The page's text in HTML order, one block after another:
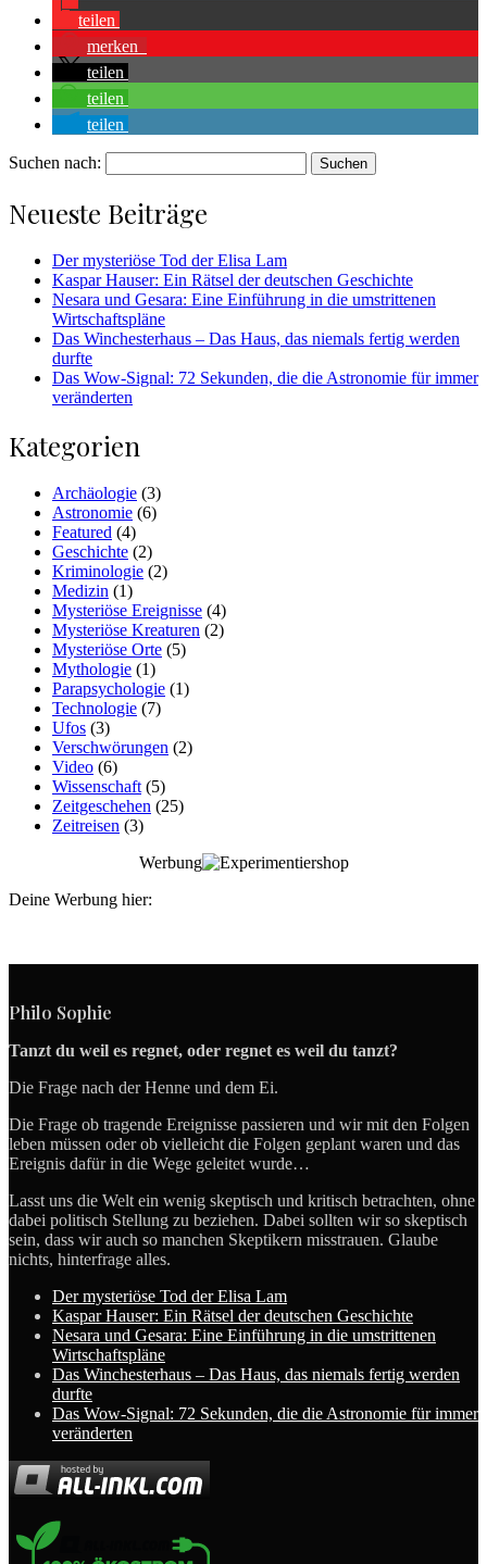
teilen
merken
teilen
teilen
teilen
Suchen nach:
Neueste Beiträge
Der mysteriöse Tod der Elisa Lam
Kaspar Hauser: Ein Rätsel der deutschen Geschichte
Nesara und Gesara: Eine Einführung in die umstrittenen
Wirtschaftspläne
Das Winchesterhaus – Das Haus, das niemals fertig werden
durfte
Das Wow-Signal: 72 Sekunden, die die Astronomie für immer
veränderten
Kategorien
Archäologie (3)
Astronomie (6)
Featured (4)
Geschichte (2)
Kriminologie (2)
Medizin (1)
Mysteriöse Ereignisse (4)
Mysteriöse Kreaturen (2)
Mysteriöse Orte (5)
Mythologie (1)
Parapsychologie (1)
Technologie (7)
Ufos (3)
Verschwörungen (2)
Video (6)
Wissenschaft (5)
Zeitgeschehen (25)
Zeitreisen (3)
Werbung
Deine Werbung hier:
Philo Sophie
Tanzt du weil es regnet, oder regnet es weil du tanzt?
Die Frage nach der Henne und dem Ei.
Die Frage ob tragende Ereignisse passieren und wir mit den Folgen
leben müssen oder ob vielleicht die Folgen geplant waren und das
Ereignis dafür in die Wege geleitet wurde…
Lasst uns die Welt ein wenig skeptisch und kritisch betrachten, ohne
dabei politisch Stellung zu beziehen. Dabei sollten wir so skeptisch
sein, dass wir auch so manchen Skeptikern misstrauen. Glaube
nichts, hinterfrage alles.
Der mysteriöse Tod der Elisa Lam
Kaspar Hauser: Ein Rätsel der deutschen Geschichte
Nesara und Gesara: Eine Einführung in die umstrittenen
Wirtschaftspläne
Das Winchesterhaus – Das Haus, das niemals fertig werden
durfte
Das Wow-Signal: 72 Sekunden, die die Astronomie für immer
veränderten